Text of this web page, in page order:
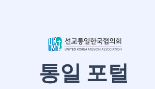
​통일 포털